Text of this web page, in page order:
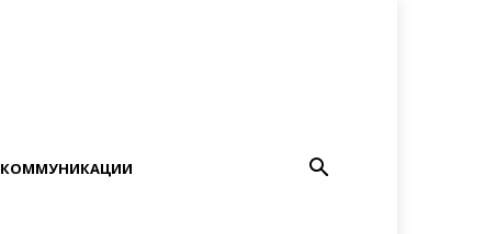
КОММУНИКАЦИИ